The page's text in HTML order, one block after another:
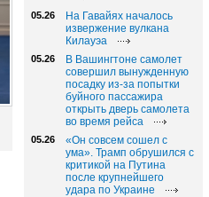
05.26
На Гавайях началось
извержение вулкана
Килауэа
05.26
В Вашингтоне самолет
совершил вынужденную
посадку из-за попытки
буйного пассажира
открыть дверь самолета
во время рейса
05.26
«Он совсем сошел с
ума». Трамп обрушился с
критикой на Путина
после крупнейшего
удара по Украине